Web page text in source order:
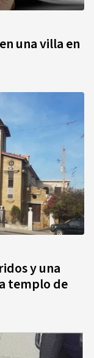
una villa en
y una
templo de